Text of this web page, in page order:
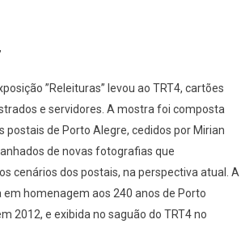
”Releituras” levou ao TRT4, cartões
e servidores. A mostra foi composta
postais de Porto Alegre, cedidos por Mirian
de novas fotografias que
cenários dos postais, na perspectiva atual. A
homenagem aos 240 anos de Porto
2012, e exibida no saguão do TRT4 no